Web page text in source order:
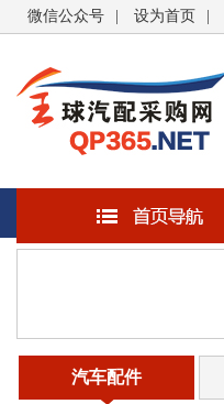
微信公众号 设为首页
汽车配件